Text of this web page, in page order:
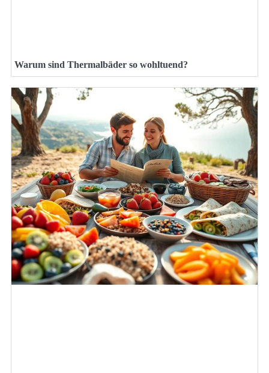
Warum sind Thermalbäder so wohltuend?